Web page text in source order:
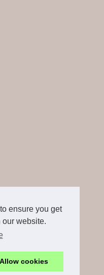
ensure you get
our website.
Allow cookies